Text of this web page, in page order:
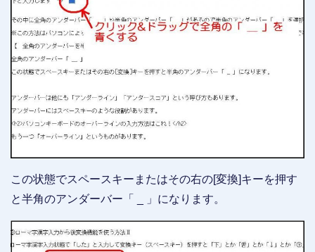
この状態でスペースキーまたはその右の[変換]キーを押す
と半角のアンダーバー「 _ 」になります。